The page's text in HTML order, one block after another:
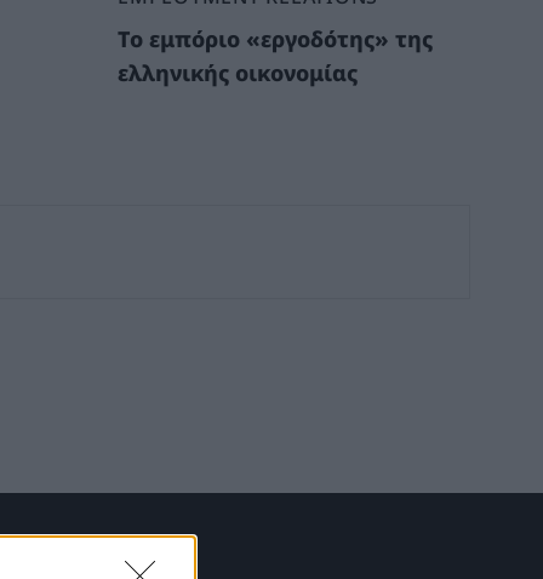
Το εμπόριο «εργοδότης» της
ελληνικής οικονομίας